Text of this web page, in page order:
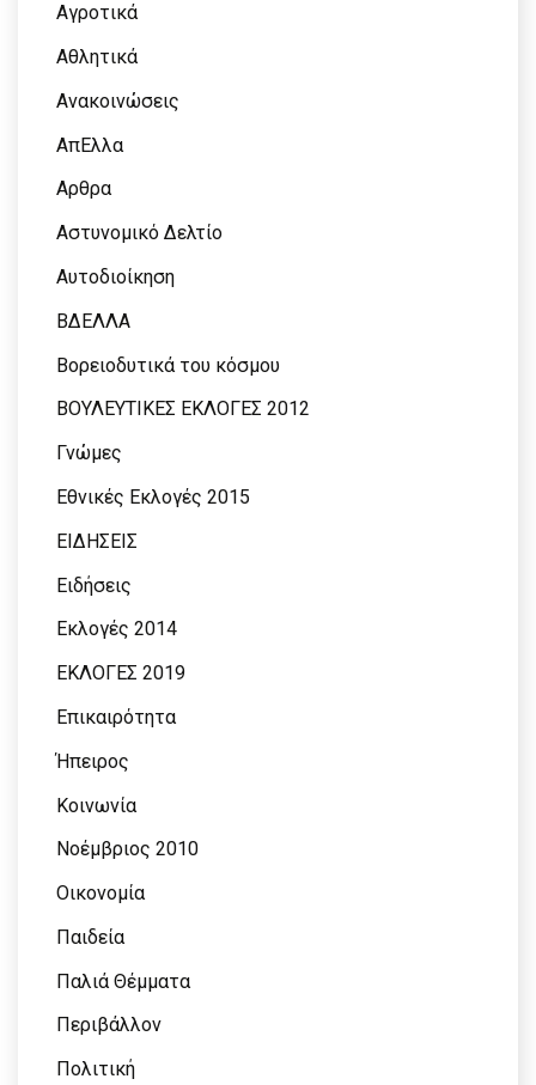
Αγροτικά
Αθλητικά
Ανακοινώσεις
ΑπΕλλα
Αρθρα
Αστυνομικό Δελτίο
Αυτοδιοίκηση
ΒΔΕΛΛΑ
Βορειοδυτικά του κόσμου
ΒΟΥΛΕΥΤΙΚΕΣ ΕΚΛΟΓΕΣ 2012
Γνώμες
Εθνικές Εκλογές 2015
ΕΙΔΗΣΕΙΣ
Ειδήσεις
Εκλογές 2014
ΕΚΛΟΓΕΣ 2019
Επικαιρότητα
Ήπειρος
Κοινωνία
Νοέμβριος 2010
Οικονομία
Παιδεία
Παλιά Θέμματα
Περιβάλλον
Πολιτική